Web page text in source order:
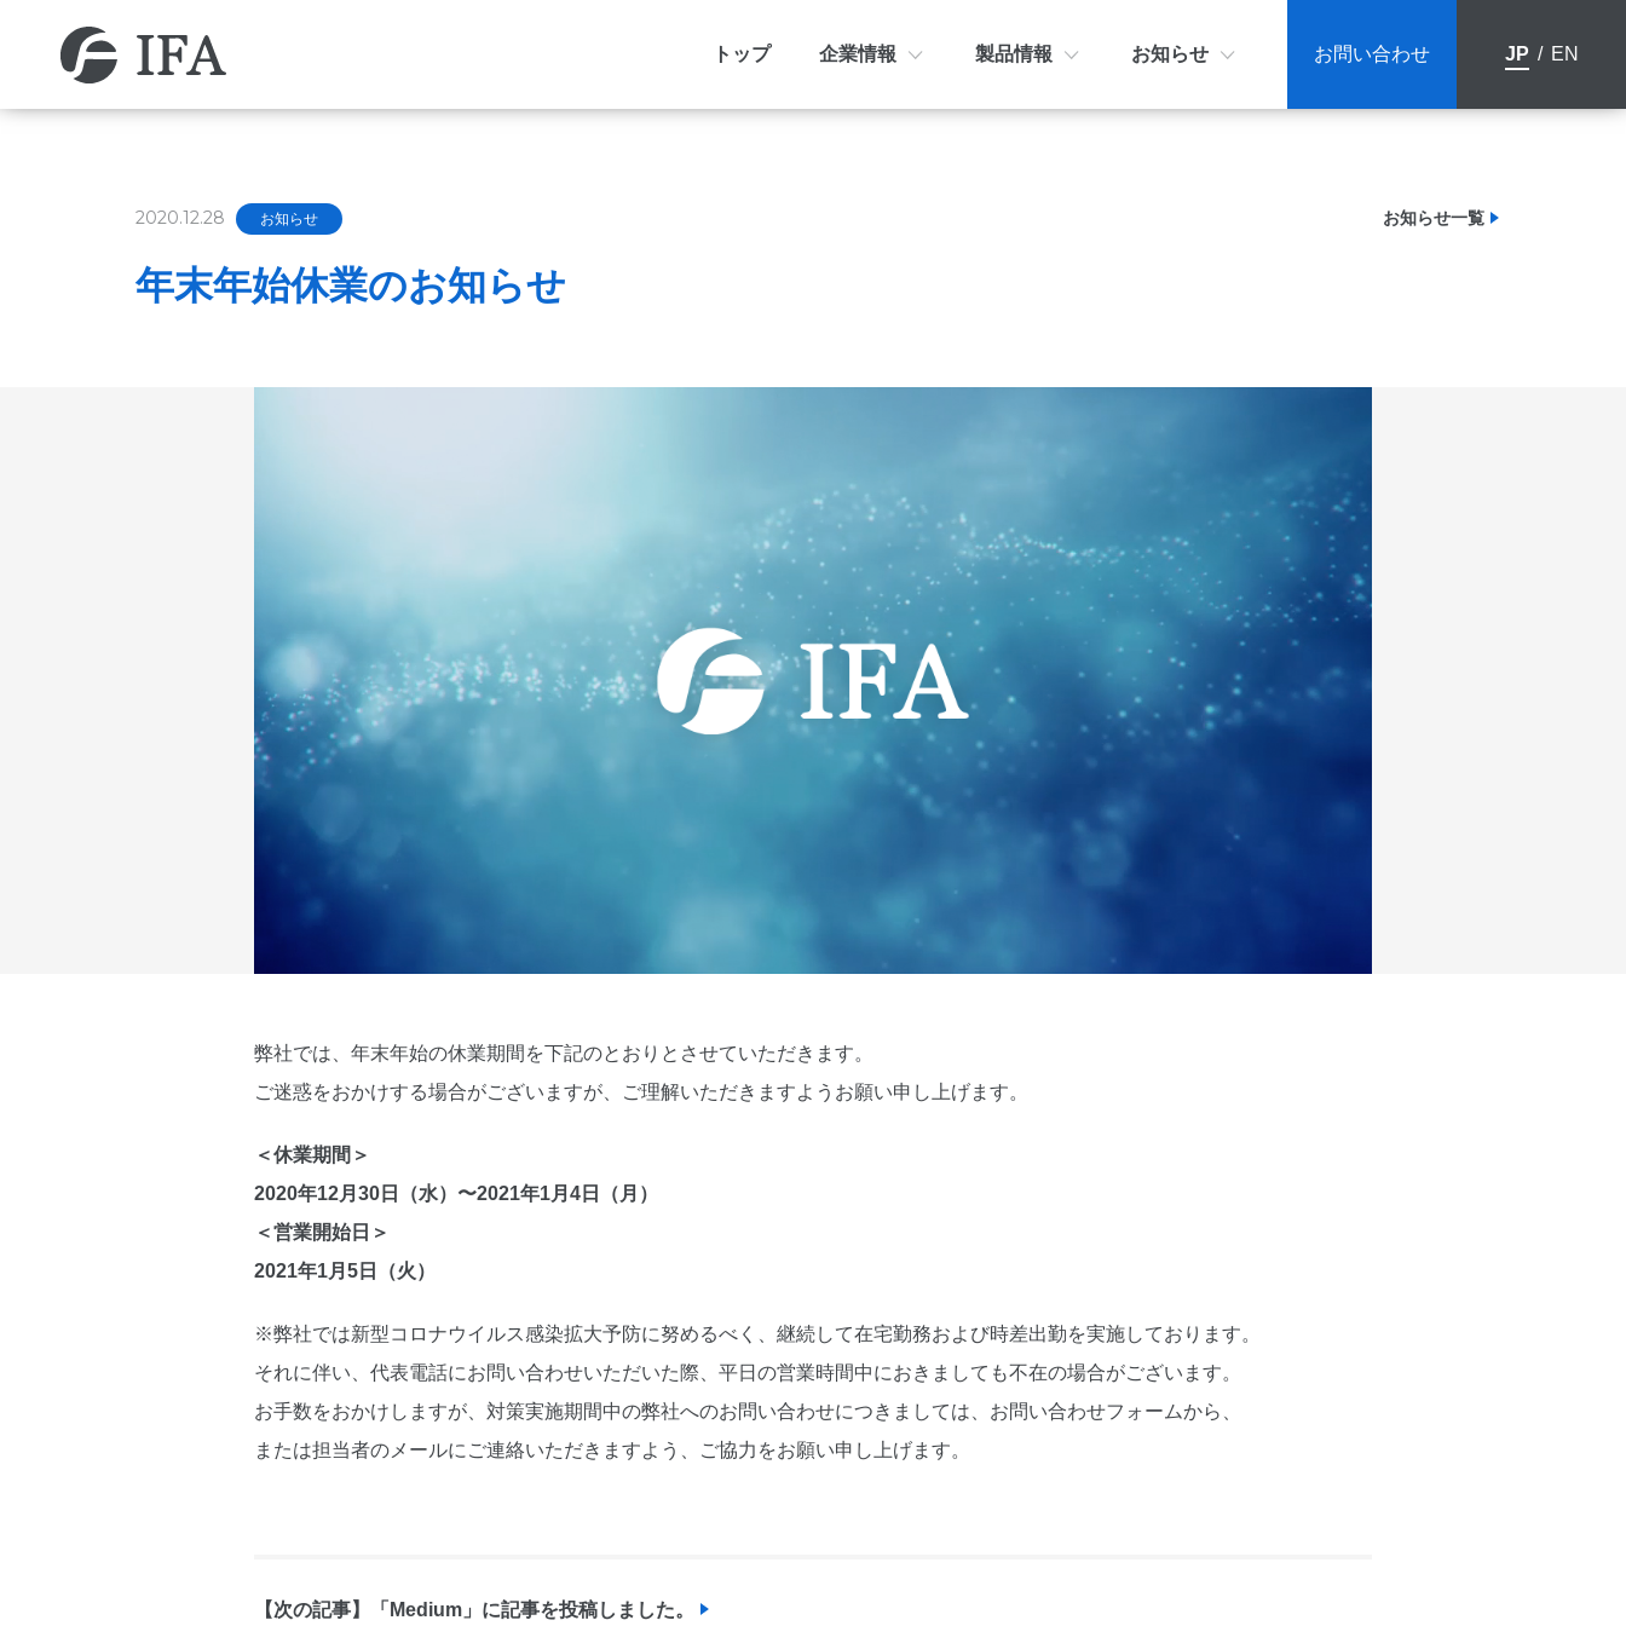
トップ 企業情報
COMPANY
製品情報
PRODUCT
お知らせ
NEWS
お問い合わせ JP / EN
2020.12.28 お知らせ お知らせ一覧
年末年始休業のお知らせ
弊社では、年末年始の休業期間を下記のとおりとさせていただきます。
ご迷惑をおかけする場合がございますが、ご理解いただきますようお願い申し上げます。
＜休業期間＞
2020年12月30日（水）〜2021年1月4日（月）
＜営業開始日＞
2021年1月5日（火）
※弊社では新型コロナウイルス感染拡大予防に努めるべく、継続して在宅勤務および時差出勤を実施しております。
それに伴い、代表電話にお問い合わせいただいた際、平日の営業時間中におきましても不在の場合がございます。
お手数をおかけしますが、対策実施期間中の弊社へのお問い合わせにつきましては、お問い合わせフォームから、
または担当者のメールにご連絡いただきますよう、ご協力をお願い申し上げます。
【次の記事】「Medium」に記事を投稿しました。